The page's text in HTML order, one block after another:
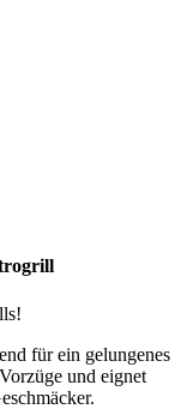
f‬ür e‬in gelungenes
u‬nd eignet